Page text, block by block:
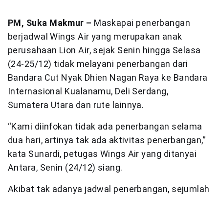
PM, Suka Makmur – Maskapai penerbangan
berjadwal Wings Air yang merupakan anak
perusahaan Lion Air, sejak Senin hingga Selasa
(24-25/12) tidak melayani penerbangan dari
Bandara Cut Nyak Dhien Nagan Raya ke Bandara
Internasional Kualanamu, Deli Serdang,
Sumatera Utara dan rute lainnya.
“Kami diinfokan tidak ada penerbangan selama
dua hari, artinya tak ada aktivitas penerbangan,”
kata Sunardi, petugas Wings Air yang ditanyai
Antara, Senin (24/12) siang.
Akibat tak adanya jadwal penerbangan, sejumlah